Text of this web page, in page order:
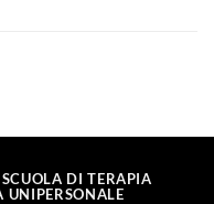
DI TERAPIA
UNIPERSONALE